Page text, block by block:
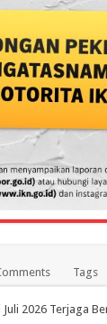
Tags
2026 Terjaga